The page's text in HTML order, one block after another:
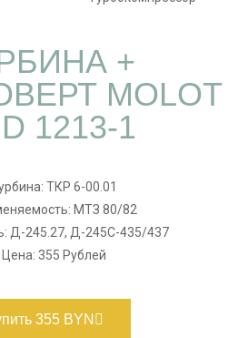
+
MOLOT
1213-1
ТКР 6-00.01
МТЗ 80/82
Д-245.27, Д-245С-435/437
Цена: 355 Рублей
355 BYN